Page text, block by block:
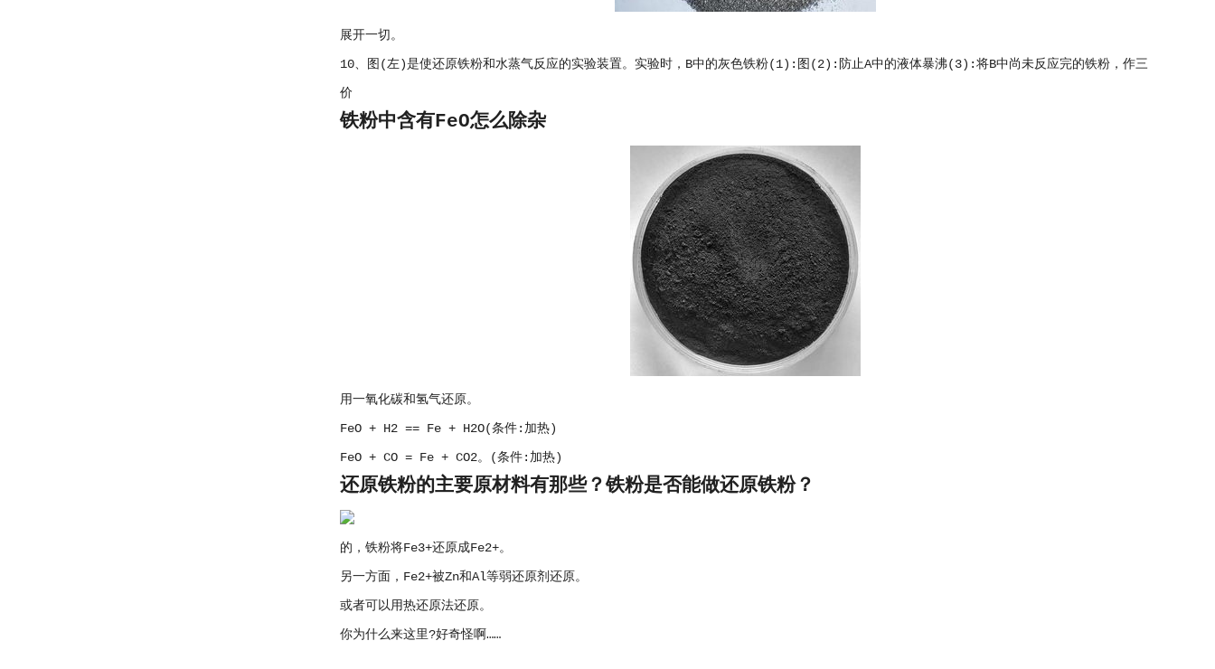
展开一切。
10、图(左)是使还原铁粉和水蒸气反应的实验装置。实验时，B中的灰色铁粉(1):图(2):防止A中的液体暴沸(3):将B中尚未反应完的铁粉，作三
价
铁粉中含有FeO怎么除杂
用一氧化碳和氢气还原。
FeO + H2 == Fe + H2O(条件:加热)
FeO + CO = Fe + CO2。(条件:加热)
还原铁粉的主要原材料有那些？铁粉是否能做还原铁粉？
的，铁粉将Fe3+还原成Fe2+。
另一方面，Fe2+被Zn和Al等弱还原剂还原。
或者可以用热还原法还原。
你为什么来这里?好奇怪啊……